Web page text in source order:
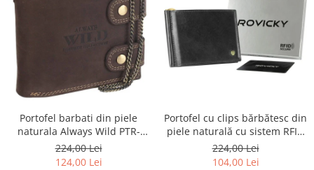
Portofel barbati din piele
naturala Always Wild PTR-
2900-BIC
224,00 Lei
124,00 Lei
Portofel cu clips bărbătesc din
piele naturală cu sistem RFID
- Rovicky PTR-N1908-RVT-9799
BLACK
224,00 Lei
104,00 Lei